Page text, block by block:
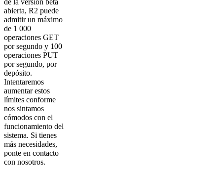
de la versión beta
abierta, R2 puede
admitir un máximo
de 1 000
operaciones GET
por segundo y 100
operaciones PUT
por segundo, por
depósito.
Intentaremos
aumentar estos
límites conforme
nos sintamos
cómodos con el
funcionamiento del
sistema. Si tienes
más necesidades,
ponte en contacto
con nosotros.